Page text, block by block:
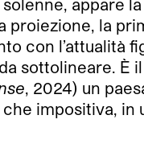
appare
proiezione, la
con l’attualità
sottolineare. È
, 2024) un
impositiva, in